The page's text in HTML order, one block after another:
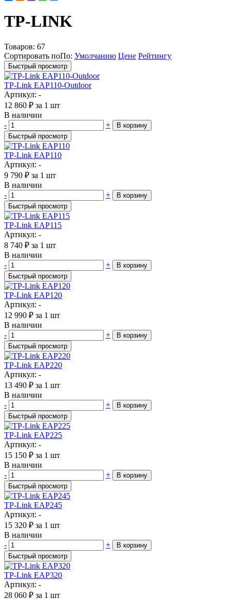
TP-LINK
Товаров: 67
Сортировать поПо: Умолчанию Цене Рейтингу
Быстрый просмотр
TP-Link EAP110-Outdoor
Артикул: -
12 860 ₽ за 1 шт
В наличии
-
+
В корзину
Быстрый просмотр
TP-Link EAP110
Артикул: -
9 790 ₽ за 1 шт
В наличии
-
+
В корзину
Быстрый просмотр
TP-Link EAP115
Артикул: -
8 740 ₽ за 1 шт
В наличии
-
+
В корзину
Быстрый просмотр
TP-Link EAP120
Артикул: -
12 990 ₽ за 1 шт
В наличии
-
+
В корзину
Быстрый просмотр
TP-Link EAP220
Артикул: -
13 490 ₽ за 1 шт
В наличии
-
+
В корзину
Быстрый просмотр
TP-Link EAP225
Артикул: -
15 150 ₽ за 1 шт
В наличии
-
+
В корзину
Быстрый просмотр
TP-Link EAP245
Артикул: -
15 320 ₽ за 1 шт
В наличии
-
+
В корзину
Быстрый просмотр
TP-Link EAP320
Артикул: -
28 060 ₽ за 1 шт